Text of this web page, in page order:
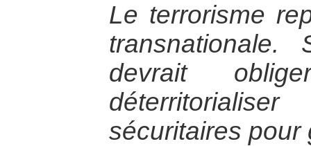
Le terrorisme
transnationale.
devrait
sécuritaires pour